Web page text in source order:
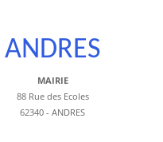
ANDRES
MAIRIE
88 Rue des Ecoles
62340 - ANDRES